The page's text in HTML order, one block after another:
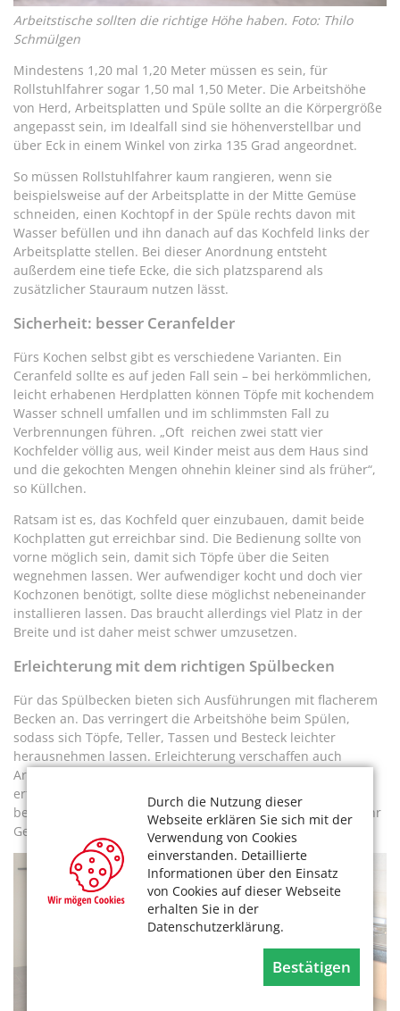
Durch die Nutzung dieser
Webseite erklären Sie sich mit der
Verwendung von Cookies
einverstanden. Detaillierte
Informationen über den Einsatz
von Cookies auf dieser Webseite
erhalten Sie in der
Datenschutzerklärung.
Bestätigen
Arbeitstische sollten die richtige Höhe haben. Foto: Thilo
Schmülgen
Mindestens 1,20 mal 1,20 Meter müssen es sein, für
Rollstuhlfahrer sogar 1,50 mal 1,50 Meter. Die Arbeitshöhe
von Herd, Arbeitsplatten und Spüle sollte an die Körpergröße
angepasst sein, im Idealfall sind sie höhenverstellbar und
über Eck in einem Winkel von zirka 135 Grad angeordnet.
So müssen Rollstuhlfahrer kaum rangieren, wenn sie
beispielsweise auf der Arbeitsplatte in der Mitte Gemüse
schneiden, einen Kochtopf in der Spüle rechts davon mit
Wasser befüllen und ihn danach auf das Kochfeld links der
Arbeitsplatte stellen. Bei dieser Anordnung entsteht
außerdem eine tiefe Ecke, die sich platzsparend als
zusätzlicher Stauraum nutzen lässt.
Sicherheit: besser Ceranfelder
Fürs Kochen selbst gibt es verschiedene Varianten. Ein
Ceranfeld sollte es auf jeden Fall sein – bei herkömmlichen,
leicht erhabenen Herdplatten können Töpfe mit kochendem
Wasser schnell umfallen und im schlimmsten Fall zu
Verbrennungen führen. „Oft reichen zwei statt vier
Kochfelder völlig aus, weil Kinder meist aus dem Haus sind
und die gekochten Mengen ohnehin kleiner sind als früher“,
so Küllchen.
Ratsam ist es, das Kochfeld quer einzubauen, damit beide
Kochplatten gut erreichbar sind. Die Bedienung sollte von
vorne möglich sein, damit sich Töpfe über die Seiten
wegnehmen lassen. Wer aufwendiger kocht und doch vier
Kochzonen benötigt, sollte diese möglichst nebeneinander
installieren lassen. Das braucht allerdings viel Platz in der
Breite und ist daher meist schwer umzusetzen.
Erleichterung mit dem richtigen Spülbecken
Für das Spülbecken bieten sich Ausführungen mit flacherem
Becken an. Das verringert die Arbeitshöhe beim Spülen,
sodass sich Töpfe, Teller, Tassen und Besteck leichter
herausnehmen lassen. Erleichterung verschaffen auch
Armaturen mit längeren Bedienhebeln. Sie zu benutzen,
erfordert weniger Kraft, und kleinere Töpfe lassen sich
befüllen, ohne sie ins Spülbecken stellen und dann mit mehr
Gewicht wieder herausheben zu müssen.